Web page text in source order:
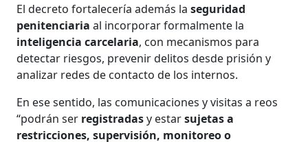
El decreto fortalecería además laseguridad
penitenciaria al incorporar formalmente la
inteligencia carcelaria, con mecanismos para
detectar riesgos, prevenir delitos desde prisión y
analizar redes de contacto de los internos.
En ese sentido, las comunicaciones y visitas a reos
“podrán ser registradasy estarsujetas a
restricciones, supervisión, monitoreo o